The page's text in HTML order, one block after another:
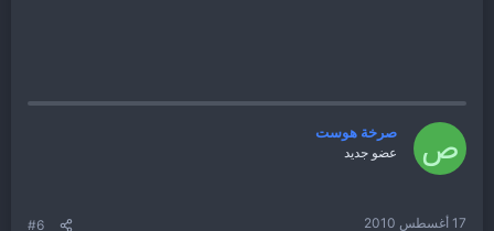
ص صرخة هوست
عضو جديد
17 أغسطس 2010 #6